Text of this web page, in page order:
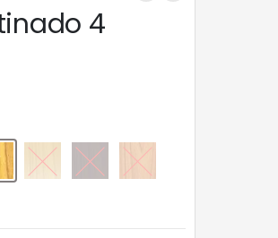
4
Natural Nogal Roble